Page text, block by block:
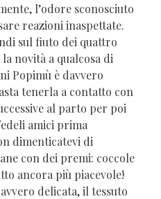
l’odore sconosciuto
reazioni inaspettate.
sul fiuto dei quattro
novità a qualcosa di
Popimù è davvero
tenerla a contatto con
al parto per poi
amici prima
dimenticatevi di
con dei premi: coccole
ancora più piacevole!
delicata, il tessuto